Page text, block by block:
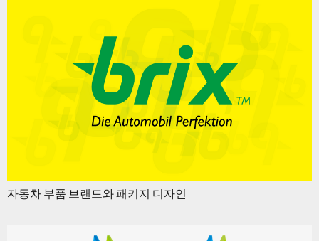
자동차 부품 브랜드와 패키지 디자인